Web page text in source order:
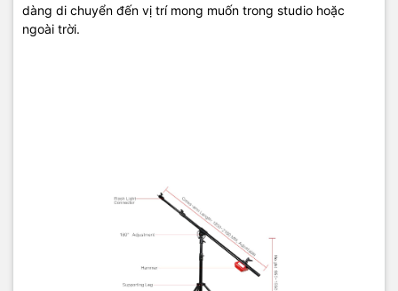
dàng di chuyển đến vị trí mong muốn trong studio hoặc
ngoài trời.